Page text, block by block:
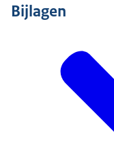
Bijlagen